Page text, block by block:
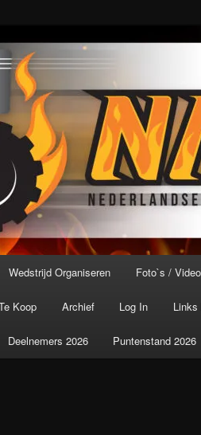
MicroPulling
ter wereld!
Wedstrijd Organiseren Foto`s /
Koop Archief Log In Links
Deelnemers 2026 Puntenstand 2026